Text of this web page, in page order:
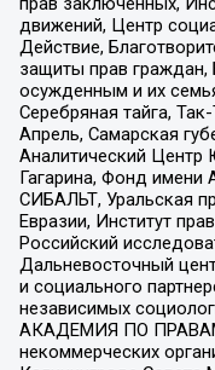
движений, Центр
Действие,
защиты прав
осужденным и их
Серебряная тайга,
Апрель, Самарская
Аналитический
Гагарина, Фонд имени
СИБАЛЬТ, Уральская
Евразии, Институт
Российский
Дальневосточный
и социального
независимых
АКАДЕМИЯ ПО ПРАВАМ
некоммерческих